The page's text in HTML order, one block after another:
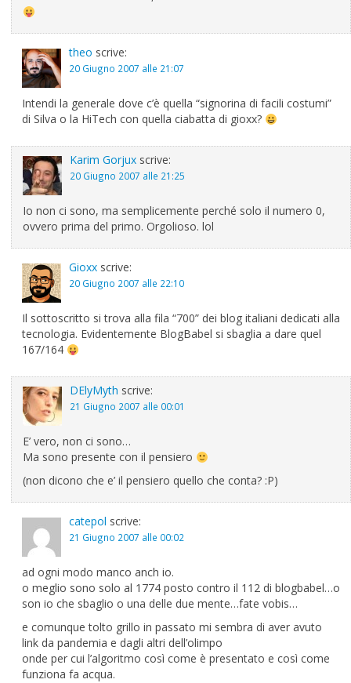
theo scrive:
20 Giugno 2007 alle 21:07
Intendi la generale dove c’è quella “signorina di facili costumi”
di Silva o la HiTech con quella ciabatta di gioxx?
Karim Gorjux scrive:
20 Giugno 2007 alle 21:25
Io non ci sono, ma semplicemente perché solo il numero 0,
ovvero prima del primo. Orgolioso. lol
Gioxx scrive:
20 Giugno 2007 alle 22:10
Il sottoscritto si trova alla fila “700” dei blog italiani dedicati alla
tecnologia. Evidentemente BlogBabel si sbaglia a dare quel
167/164
DElyMyth scrive:
21 Giugno 2007 alle 00:01
E’ vero, non ci sono…
Ma sono presente con il pensiero
(non dicono che e’ il pensiero quello che conta? :P)
catepol scrive:
21 Giugno 2007 alle 00:02
ad ogni modo manco anch io.
o meglio sono solo al 1774 posto contro il 112 di blogbabel…o
son io che sbaglio o una delle due mente…fate vobis…
e comunque tolto grillo in passato mi sembra di aver avuto
link da pandemia e dagli altri dell’olimpo
onde per cui l’algoritmo così come è presentato e così come
funziona fa acqua.